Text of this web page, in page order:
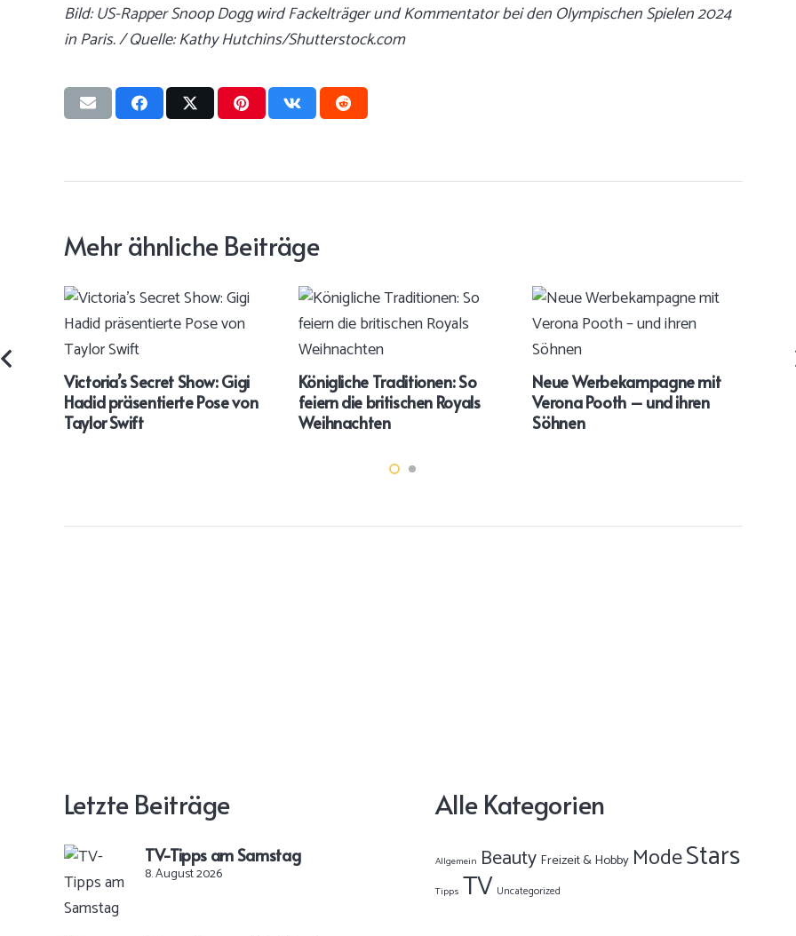
Bild: US-Rapper Snoop Dogg wird Fackelträger und Kommentator bei den Olympischen Spielen 2024
in Paris. / Quelle: Kathy Hutchins/Shutterstock.com
Mehr ähnliche Beiträge
Victoria’s Secret Show: Gigi
Hadid präsentierte Pose von
Taylor Swift
Königliche Traditionen: So
feiern die britischen Royals
Weihnachten
Neue Werbekampagne mit
Verona Pooth – und ihren
Söhnen
Letzte Beiträge
TV-Tipps am Samstag
8. August 2026
Alle Kategorien
Allgemein Beauty Freizeit & Hobby ModeStars
Tipps TV Uncategorized